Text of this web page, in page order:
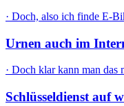
· Doch, also ich finde E-
Urnen auch im
· Doch klar kann man das
Schlüsseldienst auf